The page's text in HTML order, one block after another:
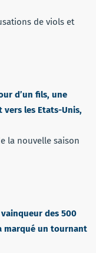
de viols et
d’un fils, une
les Etats-Unis,
la nouvelle saison
des 500
marqué un tournant